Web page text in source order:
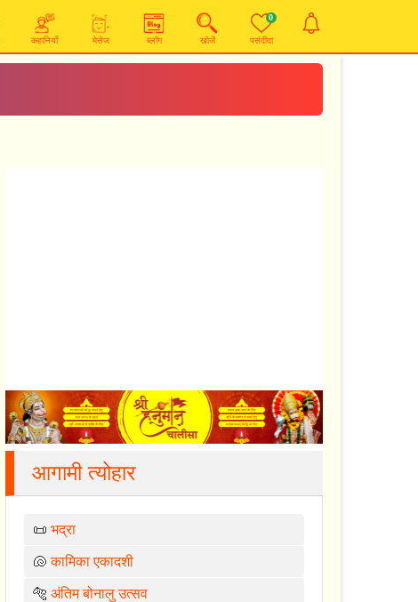
कहानियाँ मेसेज ब्लॉग खोजें
0
पसंदीदा
आगामी त्योहार
📜भद्रा
🐚कामिका एकादशी
🐅अंतिम बोनालु उत्सव